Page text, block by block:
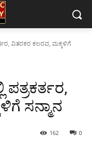
ವಿತರಕರ ಕಲರವ, ಮಕ್ಕಳಿಗೆ
ಸನ್ಮಾನ
0
162